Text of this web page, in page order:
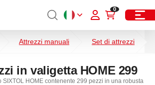
0
Attrezzi manuali Set di attrezzi
in valigetta HOME 299
SIXTOL HOME contenente 299 pezzi in una robusta